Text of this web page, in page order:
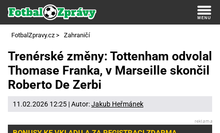
FotbalZpravy.cz > Zahraničí
Trenérské změny: Tottenham odvolal
Thomase Franka, v Marseille skončil
Roberto De Zerbi
11.02.2026 12:25 | Autor:Jakub Heřmánek